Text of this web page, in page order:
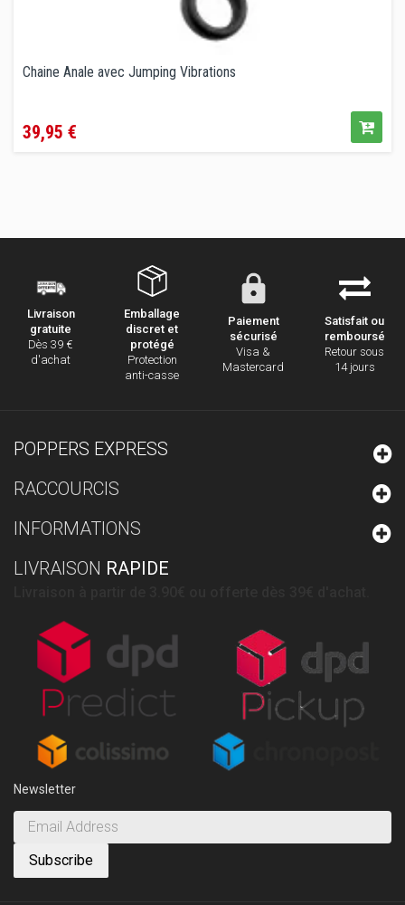
Chaine Anale avec Jumping Vibrations
39,95 €
Livraison
gratuite
Dès 39 €
d'achat
Emballage
discret et
protégé
Protection
anti-casse
Paiement
sécurisé
Visa &
Mastercard
Satisfait ou
remboursé
Retour sous
14 jours
POPPERS EXPRESS
RACCOURCIS
INFORMATIONS
LIVRAISON RAPIDE
Newsletter